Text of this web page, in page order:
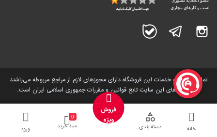
اینستاگرام تلگرام
تمامی کالاها و خدمات این فروشگاه دارای مجوز‌های لازم از مراجع مربوطه می‌باشند
و فعالیت های این سایت تابع قوانین و مقررات جمهوری اسلامی ایران است.
خانه دسته بندی
فروش
ویژه
0
سبد خرید ورود